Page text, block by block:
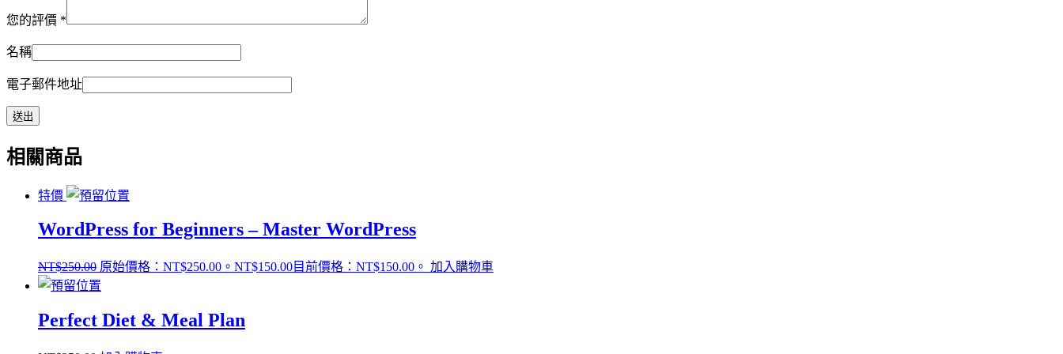
您的評價 *
名稱
電子郵件地址
相關商品
特價
WordPress for Beginners – Master WordPress
NT$250.00 原始價格：NT$250.00。 NT$150.00目前價格：NT$150.00。 加入購物車
Perfect Diet & Meal Plan